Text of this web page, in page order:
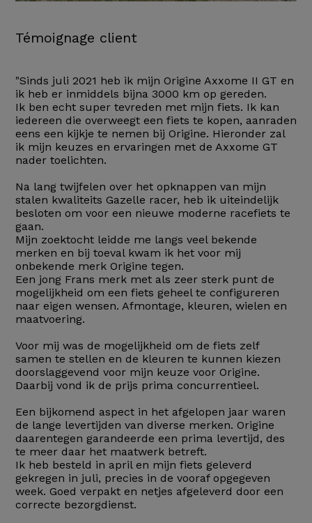
Témoignage client
"Sinds juli 2021 heb ik mijn Origine Axxome II GT en
ik heb er inmiddels bijna 3000 km op gereden.
Ik ben echt super tevreden met mijn fiets. Ik kan
iedereen die overweegt een fiets te kopen, aanraden
eens een kijkje te nemen bij Origine. Hieronder zal
ik mijn keuzes en ervaringen met de Axxome GT
nader toelichten.
Na lang twijfelen over het opknappen van mijn
stalen kwaliteits Gazelle racer, heb ik uiteindelijk
besloten om voor een nieuwe moderne racefiets te
gaan.
Mijn zoektocht leidde me langs veel bekende
merken en bij toeval kwam ik het voor mij
onbekende merk Origine tegen.
Een jong Frans merk met als zeer sterk punt de
mogelijkheid om een fiets geheel te configureren
naar eigen wensen. Afmontage, kleuren, wielen en
maatvoering.
Voor mij was de mogelijkheid om de fiets zelf
samen te stellen en de kleuren te kunnen kiezen
doorslaggevend voor mijn keuze voor Origine.
Daarbij vond ik de prijs prima concurrentieel.
Een bijkomend aspect in het afgelopen jaar waren
de lange levertijden van diverse merken. Origine
daarentegen garandeerde een prima levertijd, des
te meer daar het maatwerk betreft.
Ik heb besteld in april en mijn fiets geleverd
gekregen in juli, precies in de vooraf opgegeven
week. Goed verpakt en netjes afgeleverd door een
correcte bezorgdienst.